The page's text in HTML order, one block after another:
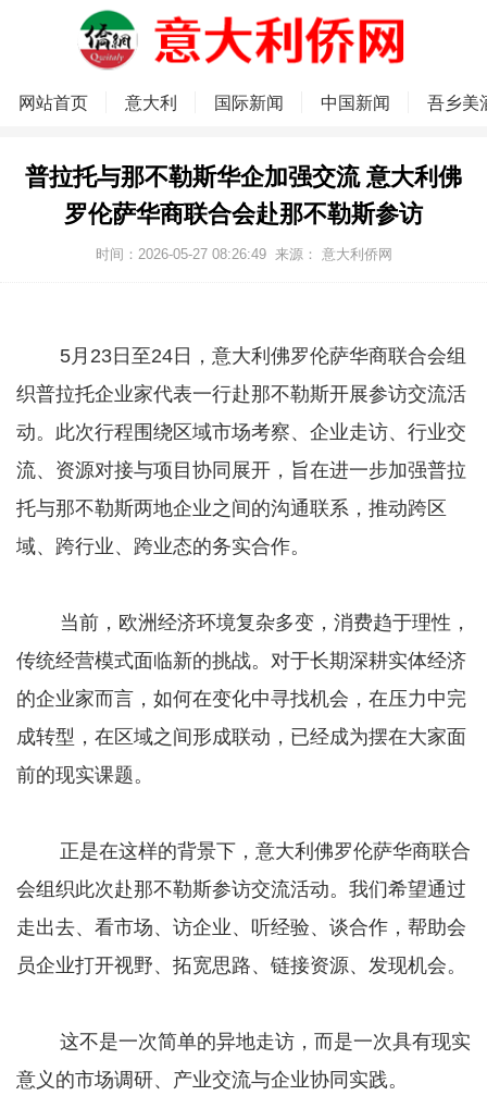
网站首页 意大利 国际新闻 中国新闻 吾乡美
普拉托与那不勒斯华企加强交流 意大利佛
罗伦萨华商联合会赴那不勒斯参访
时间：2026-05-27 08:26:49 来源： 意大利侨网
5月23日至24日，意大利佛罗伦萨华商联合会组
织普拉托企业家代表一行赴那不勒斯开展参访交流活
动。此次行程围绕区域市场考察、企业走访、行业交
流、资源对接与项目协同展开，旨在进一步加强普拉
托与那不勒斯两地企业之间的沟通联系，推动跨区
域、跨行业、跨业态的务实合作。
当前，欧洲经济环境复杂多变，消费趋于理性，
传统经营模式面临新的挑战。对于长期深耕实体经济
的企业家而言，如何在变化中寻找机会，在压力中完
成转型，在区域之间形成联动，已经成为摆在大家面
前的现实课题。
正是在这样的背景下，意大利佛罗伦萨华商联合
会组织此次赴那不勒斯参访交流活动。我们希望通过
走出去、看市场、访企业、听经验、谈合作，帮助会
员企业打开视野、拓宽思路、链接资源、发现机会。
这不是一次简单的异地走访，而是一次具有现实
意义的市场调研、产业交流与企业协同实践。